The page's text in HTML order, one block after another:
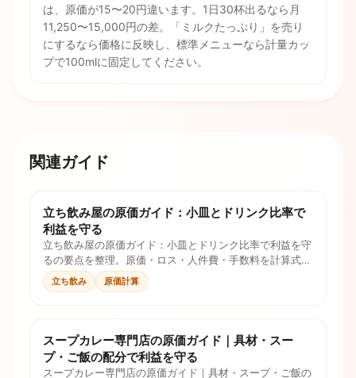
は、原価が15〜20円違います。1日30杯出るなら月
11,250〜15,000円の差。「ミルクたっぷり」を売り
にするなら価格に反映し、標準メニューなら計量カッ
プで100mlに固定してください。
関連ガイド
立ち飲み屋の原価ガイド：小皿とドリンク比率で
利益を守る
立ち飲み屋の原価ガイド：小皿とドリンク比率で利益を守
るの要点を整理。原価・ロス・人件費・手数料を計算式と
チェックリストで確認し、価格判断に使えます。
立ち飲み 原価計算
スープカレー専門店の原価ガイド｜具材・スー
プ・ご飯の配分で利益を守る
スープカレー専門店の原価ガイド｜具材・スープ・ご飯の